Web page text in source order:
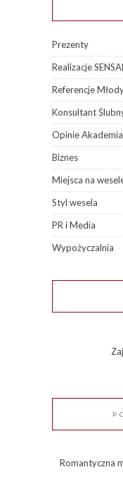
Prezenty
Realizacje
Referencje
Konsultant
Opinie
Biznes
Miejsca na
Styl wesela
PR i Media
Wypożyczalnia
Romantyczna